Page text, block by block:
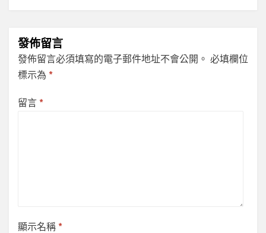
發佈留言
發佈留言必須填寫的電子郵件地址不會公開。 必填欄位
標示為 *
留言 *
顯示名稱 *